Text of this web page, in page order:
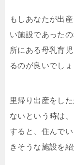
もしあなたが出
い施設であった
所にある母乳育
るのが良いでしょ
里帰り出産をし
ないという時は
すると、住んで
きそうな施設を